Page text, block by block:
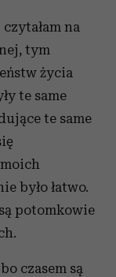
na
tym
życia
te same
te same
było łatwo.
potomkowie
czasem są